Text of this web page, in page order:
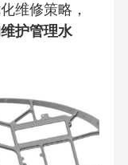
维修策略，
护管理水